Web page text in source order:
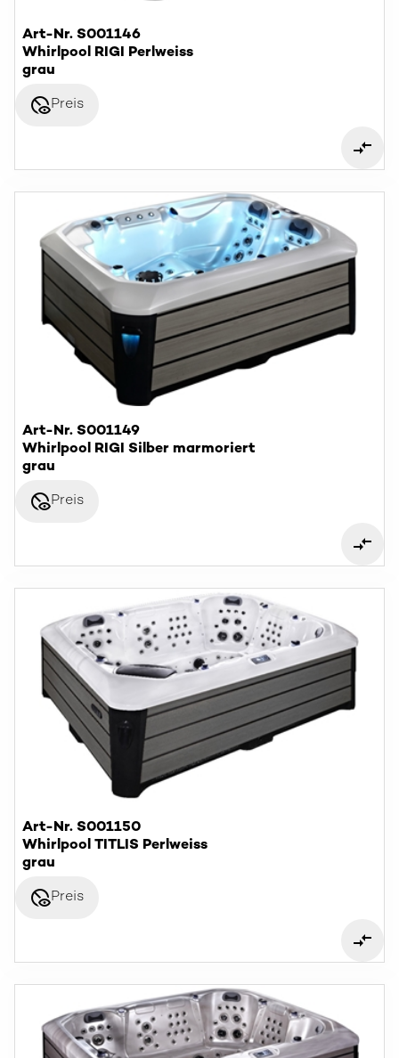
Art-Nr. S001146
Whirlpool RIGI Perlweiss
grau
disabled_visiblePreis
Art-Nr. S001149
Whirlpool RIGI Silber marmoriert
grau
disabled_visiblePreis
Art-Nr. S001150
Whirlpool TITLIS Perlweiss
grau
disabled_visiblePreis